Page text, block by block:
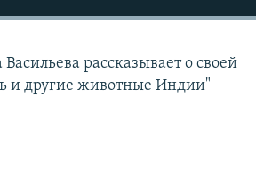
рассказывает о своей
и другие животные Индии"